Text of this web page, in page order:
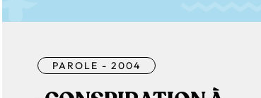
PAROLE - 2004